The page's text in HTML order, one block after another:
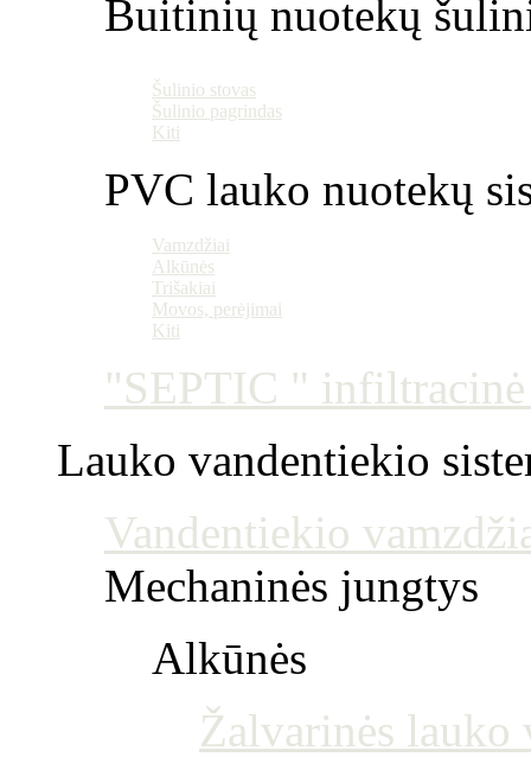
Buitinių nuotekų
Šulinio stovas
Šulinio pagrindas
Kiti
PVC lauko nuotekų
Vamzdžiai
Alkūnės
Trišakiai
Movos, perėjimai
Kiti
"SEPTIC "
Lauko vandentiekio
Vandentiekio
Mechaninės jungtys
Alkūnės
Žalvarinės lauko